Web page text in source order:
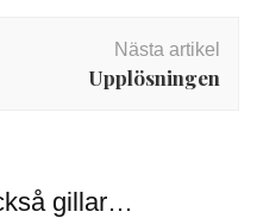
Nästa artikel
Upplösningen
gillar…